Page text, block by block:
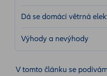
Dá se domácí větrná
Výhody a nevýhody
V tomto článku se